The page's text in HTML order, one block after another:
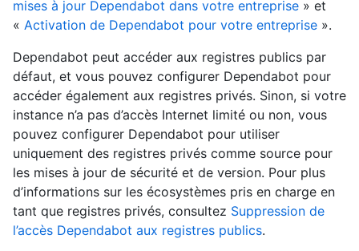
mises à jour Dependabot dans votre entreprise » et
« Activation de Dependabot pour votre entreprise ».
Dependabot peut accéder aux registres publics par
défaut, et vous pouvez configurer Dependabot pour
accéder également aux registres privés. Sinon, si votre
instance n’a pas d’accès Internet limité ou non, vous
pouvez configurer Dependabot pour utiliser
uniquement des registres privés comme source pour
les mises à jour de sécurité et de version. Pour plus
d’informations sur les écosystèmes pris en charge en
tant que registres privés, consultez Suppression de
l’accès Dependabot aux registres publics.